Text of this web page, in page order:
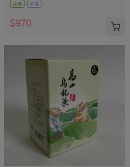
全素 常溫
$970